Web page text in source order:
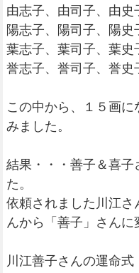
由志子、由司子、由史
陽志子、陽司子、陽史
葉志子、葉司子、葉史
誉志子、誉司子、誉史
この中から、１５画
みました。
結果・・・善子＆喜子
た。
依頼されました川江さ
んから「善子」さんに
川江善子さんの運命式